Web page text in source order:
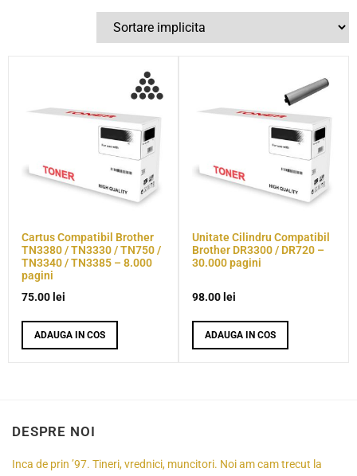
Cartus Compatibil Brother
TN3380 / TN3330 / TN750 /
TN3340 / TN3385 – 8.000
pagini
75.00 lei
ADAUGA IN COS
Unitate Cilindru Compatibil
Brother DR3300 / DR720 –
30.000 pagini
98.00 lei
ADAUGA IN COS
DESPRE NOI
Inca de prin ’97. Tineri, vrednici, muncitori. Noi am cam trecut la